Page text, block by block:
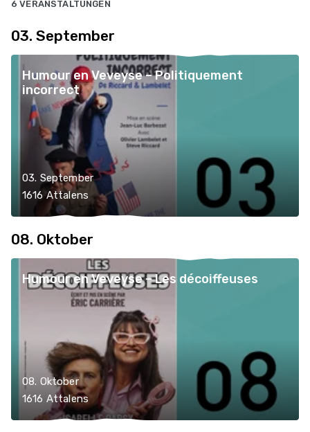
6 VERANSTALTUNGEN
03. September
Humour en Veveyse – Politiquement
incorrect
03. September
1616 Attalens
08. Oktober
Humour en Veveyse – Les décoiffeuses
08. Oktober
1616 Attalens